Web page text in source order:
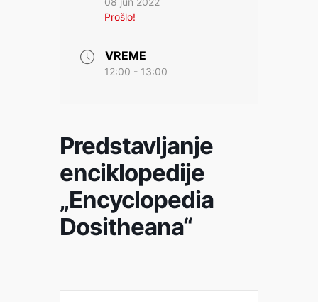
Prošlo!
VREME
12:00 - 13:00
Predstavljanje
enciklopedije
„Encyclopedia
Dositheana“